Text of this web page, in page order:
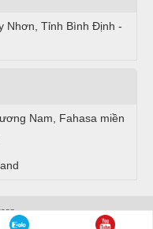
Nhơn, Tỉnh Bình Định -
Nam, Fahasa miền